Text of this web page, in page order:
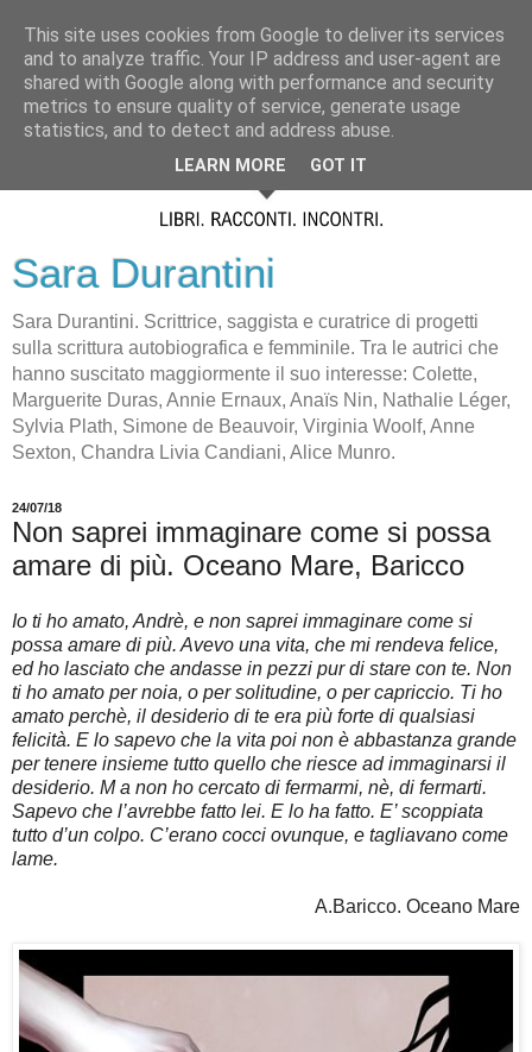
Sara Durantini
Sara Durantini. Scrittrice, saggista e curatrice di progetti
sulla scrittura autobiografica e femminile. Tra le autrici che
hanno suscitato maggiormente il suo interesse: Colette,
Marguerite Duras, Annie Ernaux, Anaïs Nin, Nathalie Léger,
Sylvia Plath, Simone de Beauvoir, Virginia Woolf, Anne
Sexton, Chandra Livia Candiani, Alice Munro.
24/07/18
Non saprei immaginare come si possa
amare di più. Oceano Mare, Baricco
Io ti ho amato, Andrè, e non saprei immaginare come si
possa amare di più. Avevo una vita, che mi rendeva felice,
ed ho lasciato che andasse in pezzi pur di stare con te. Non
ti ho amato per noia, o per solitudine, o per capriccio. Ti ho
amato perchè, il desiderio di te era più forte di qualsiasi
felicità. E lo sapevo che la vita poi non è abbastanza grande
per tenere insieme tutto quello che riesce ad immaginarsi il
desiderio. M a non ho cercato di fermarmi, nè, di fermarti.
Sapevo che l’avrebbe fatto lei. E lo ha fatto. E’ scoppiata
tutto d’un colpo. C’erano cocci ovunque, e tagliavano come
lame.
A.Baricco. Oceano Mare
This site uses cookies from Google to deliver its services
and to analyze traffic. Your IP address and user-agent are
shared with Google along with performance and security
metrics to ensure quality of service, generate usage
statistics, and to detect and address abuse.
LEARN MORE GOT IT